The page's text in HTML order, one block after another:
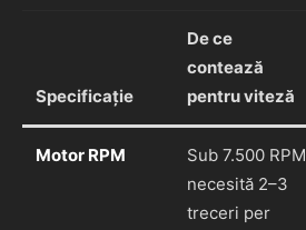
Specificație
De ce
contează
pentru viteză
Motor RPM
Sub 7.500 RPM
necesită 2–3
treceri per